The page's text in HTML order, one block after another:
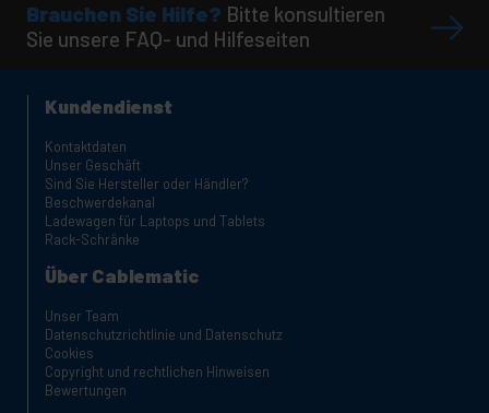
Brauchen Sie Hilfe? Bitte konsultieren
Sie unsere FAQ- und Hilfeseiten
Kundendienst
Kontaktdaten
Unser Geschäft
Sind Sie Hersteller oder Händler?
Beschwerdekanal
Ladewagen für Laptops und Tablets
Rack-Schränke
Über Cablematic
Unser Team
Datenschutzrichtlinie und Datenschutz
Cookies
Copyright und rechtlichen Hinweisen
Bewertungen